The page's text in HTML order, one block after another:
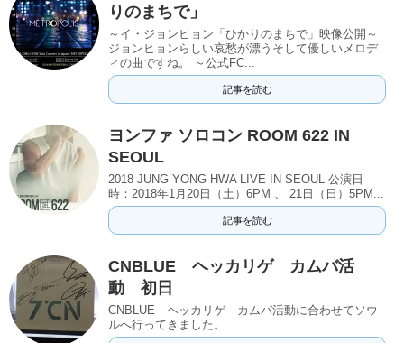
りのまちで」
～イ・ジョンヒョン「ひかりのまちで」映像公開～
ジョンヒョンらしい哀愁が漂うそして優しいメロデ
ィの曲ですね。 ～公式FC...
記事を読む
ヨンファ ソロコン ROOM 622 IN
SEOUL
2018 JUNG YONG HWA LIVE IN SEOUL 公演日
時：2018年1月20日（土）6PM 、 21日（日）5PM...
記事を読む
CNBLUE ヘッカリゲ カムバ活
動 初日
CNBLUE ヘッカリゲ カムバ活動に合わせてソウ
ルへ行ってきました。